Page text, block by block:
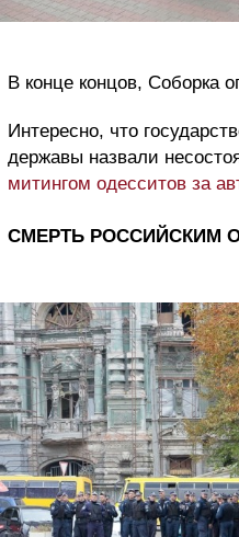
В конце концов, Соборка
Интересно, что
державы назвали
митингом одесситов за
СМЕРТЬ РОССИЙСКИМ